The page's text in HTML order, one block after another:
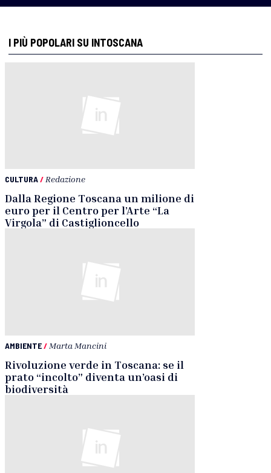
I PIÙ POPOLARI SU INTOSCANA
CULTURA/ Redazione
Dalla Regione Toscana un milione di
euro per il Centro per l’Arte “La
Virgola” di Castiglioncello
AMBIENTE/ Marta Mancini
Rivoluzione verde in Toscana: se il
prato “incolto” diventa un’oasi di
biodiversità